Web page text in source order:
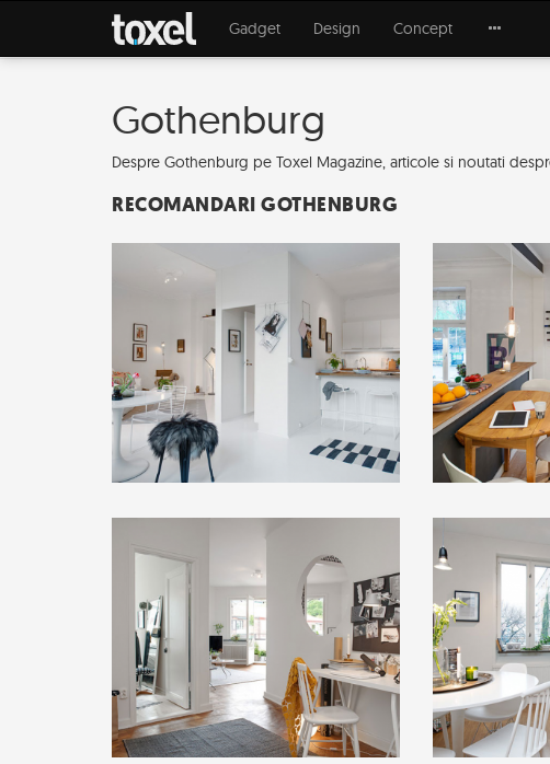
Gadget Design Concept
Gothenburg
Despre Gothenburg pe Toxel Magazine, articole si noutati
RECOMANDARI GOTHENBURG